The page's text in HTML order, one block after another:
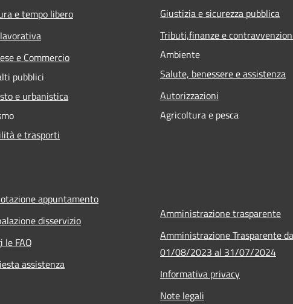
e tempo libero
e Commercio
pubblici
e urbanistica
e trasporti
Giustizia e sicurezza pubblica
Tributi,finanze e
Ambiente
Salute, benessere e assistenza
Autorizzazioni
Agricoltura e pesca
appuntamento
disservizio
le FAQ
assistenza
Amministrazione trasparente
Amministrazione Trasparente
01/08/2023 al 31/07/2024
Informativa privacy
Note legali